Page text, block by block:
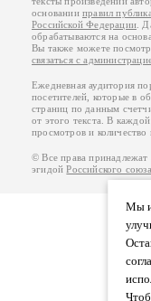
Мы
основанииправил
Российской Федерации .
обрабатываются на
Вы также можете
связаться с
Ежедневная аудитория
посетителей, которые в
страниц по данным
от этого текста. В
просмотров и количество
© Все права
эгидойРоссийского